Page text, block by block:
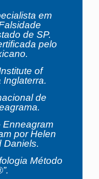
em
de SP.
pelo
of
de
Enneagram
por Helen
Daniels.
Método